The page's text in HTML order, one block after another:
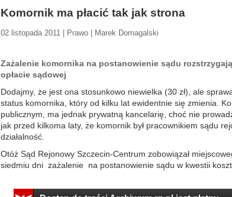
Komornik ma płacić tak jak strona
02 listopada 2011 | Prawo | Marek Domagalski
Zażalenie komornika na postanowienie sądu
opłacie sądowej
Dodajmy, że jest ona stosunkowo niewielka (30 zł), ale
status komornika, który od kilku lat ewidentnie się zmienia.
publicznym, ma jednak prywatną kancelarię, choć nie
jak przed kilkoma laty, że komornik był pracownikiem sądu
działalność.
Otóż Sąd Rejonowy Szczecin-Centrum zobowiązał
siedmiu dni zażalenie na postanowienie sądu w kwestii